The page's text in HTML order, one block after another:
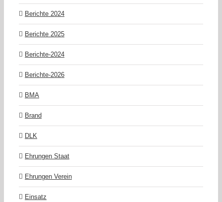
Berichte 2024
Berichte 2025
Berichte-2024
Berichte-2026
BMA
Brand
DLK
Ehrungen Staat
Ehrungen Verein
Einsatz